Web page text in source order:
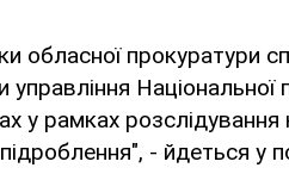
обласної прокуратури
управління
у рамках
- йдеться у